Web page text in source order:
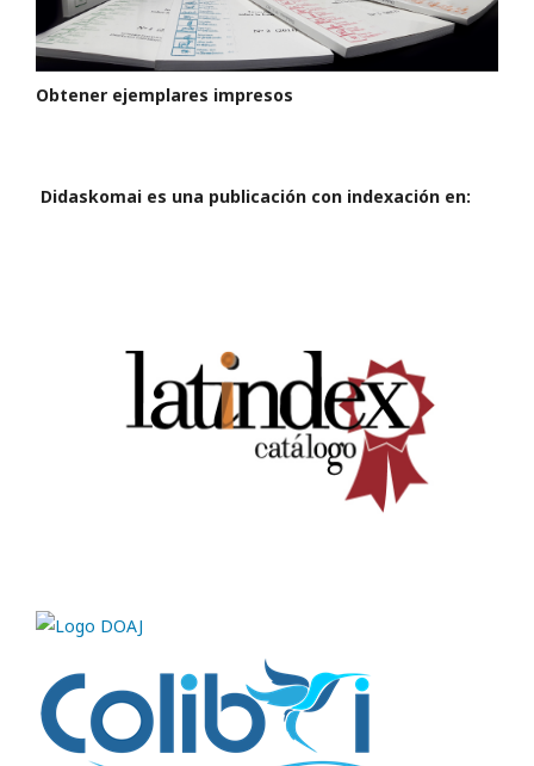
Obtener ejemplares impresos
Didaskomai es una publicación con indexación en: